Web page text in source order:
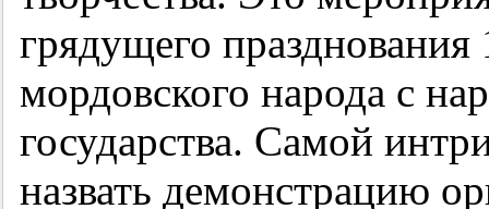
грядущего празднования
мордовского народа с
государства. Самой
назвать демонстрацию